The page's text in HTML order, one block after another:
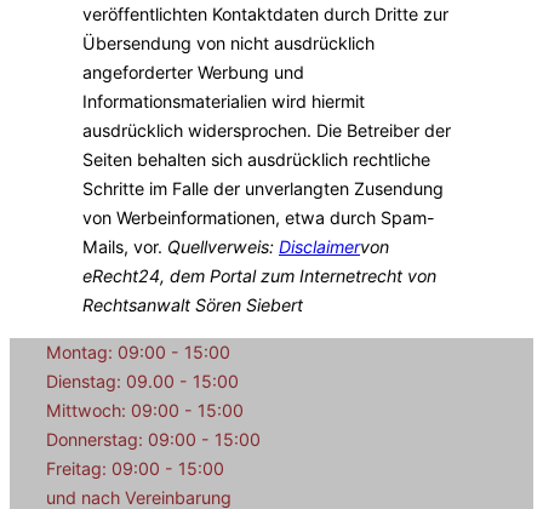
veröffentlichten Kontaktdaten durch Dritte zur
Übersendung von nicht ausdrücklich
angeforderter Werbung und
Informationsmaterialien wird hiermit
ausdrücklich widersprochen. Die Betreiber der
Seiten behalten sich ausdrücklich rechtliche
Schritte im Falle der unverlangten Zusendung
von Werbeinformationen, etwa durch Spam-
Mails, vor. Quellverweis: Disclaimervon
eRecht24, dem Portal zum Internetrecht von
Rechtsanwalt Sören Siebert
Montag: 09:00 - 15:00
Dienstag: 09.00 - 15:00
Mittwoch: 09:00 - 15:00
Donnerstag: 09:00 - 15:00
Freitag: 09:00 - 15:00
und nach Vereinbarung